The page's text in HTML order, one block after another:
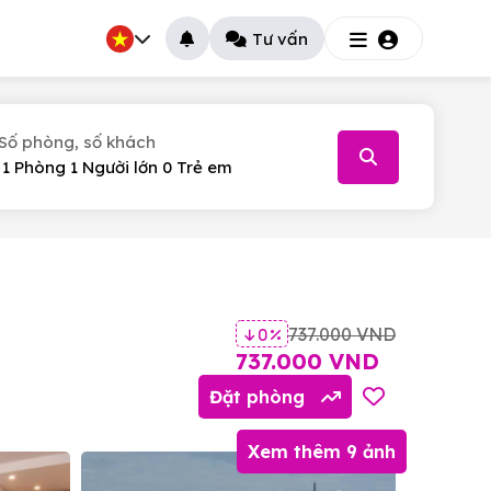
Tư vấn
28
29
phòng, số khách
0 % 737.000 VND
737.000 VND
Đặt phòng
Xem thêm 9 ảnh